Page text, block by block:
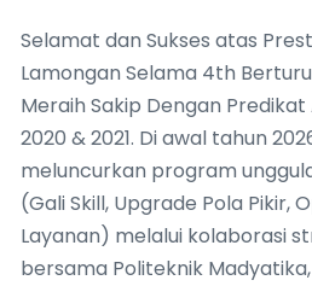
Selamat dan Sukses atas
Lamongan Selama 4th
Meraih Sakip Dengan Predikat
2020 & 2021. Di awal tahun
meluncurkan program
(Gali Skill, Upgrade Pola Pikir,
Layanan) melalui kolaborasi
bersama Politeknik